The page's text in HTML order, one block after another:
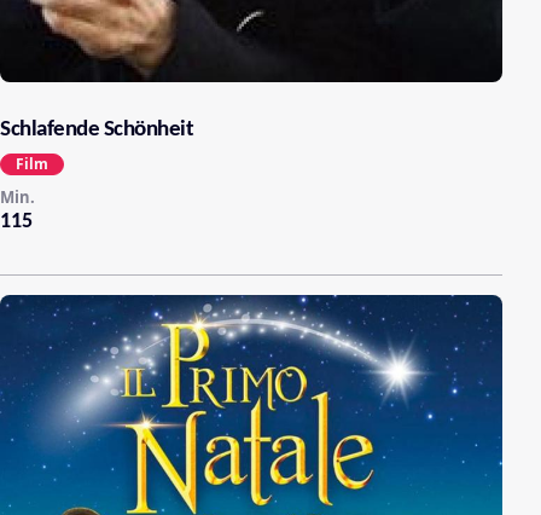
Schlafende Schönheit
115
Min.
Film